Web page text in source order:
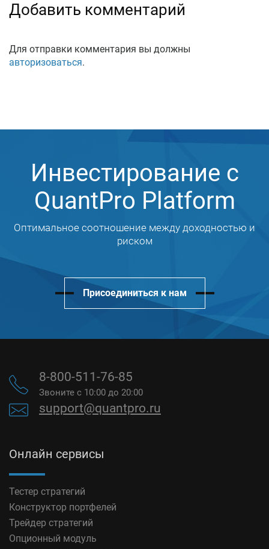
Добавить комментарий
Для отправки комментария вы должны
авторизоваться.
Инвестирование с
QuantPro Platform
Оптимальное соотношение между доходностью и
риском
Присоединиться к нам
8-800-511-76-85
Звоните с 10:00 до 20:00
support@quantpro.ru
Онлайн сервисы
Тестер стратегий
Конструктор портфелей
Трейдер стратегий
Опционный модуль